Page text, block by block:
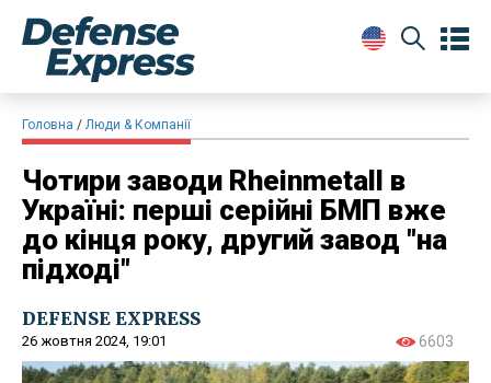
Головна Люди & Компанії
Чотири заводи Rheinmetall в
Україні: перші серійні БМП вже
до кінця року, другий завод "на
підході"
DEFENSE EXPRESS
26 жовтня 2024, 19:01 6603